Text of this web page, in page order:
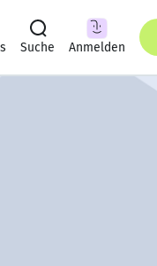
Suche Anmelden